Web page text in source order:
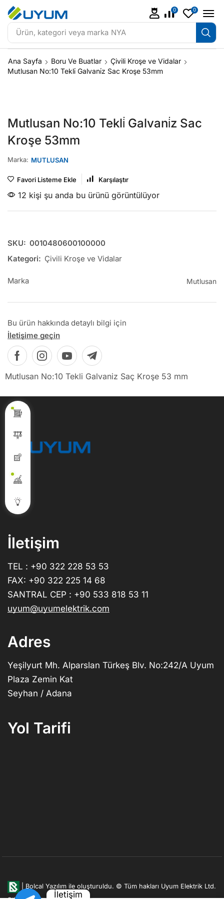
Ürün, kategori veya marka NYA
0 0
Ana Sayfa Boru Ve Buatlar
Çivili Kroşe ve Vidalar
Mutlusan No:10 Tekli̇ Galvani̇z Sac Kroşe 53mm
Mutlusan No:10 Tekli̇ Galvani̇z Sac
Kroşe 53mm
Marka: MUTLUSAN
Favori Listeme Ekle Karşılaştır
12 kişi şu anda bu ürünü görüntülüyor
SKU: 0010480600100000
Kategori: Çivili Kroşe ve Vidalar
Marka Mutlusan
Bu ürün hakkında detaylı bilgi için
İletişime geçin
Mutlusan No:10 Tekli Galvaniz Saç Kroşe 53 mm
İletişim
TEL : +90 322 228 53 53
FAX: +90 322 225 14 68
SANTRAL CEP : +90 533 818 53 11
uyum@uyumelektrik.com
Adres
Yeşilyurt Mh. Alparslan Türkeş Blv. No:242/A Uyum
Plaza Zemin Kat
Seyhan / Adana
Yol Tarifi
Bolcal Yazılım ile oluşturuldu. © Tüm hakları Uyum Elektrik Ltd.
İletişim